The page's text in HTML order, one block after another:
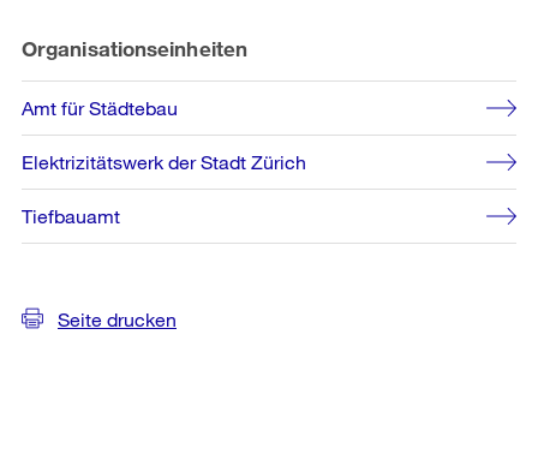
Organisationseinheiten
Amt für Städtebau
Elektrizitätswerk der Stadt Zürich
Tiefbauamt
Seite drucken